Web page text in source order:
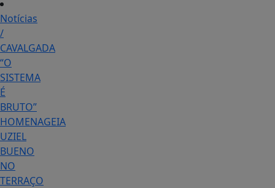
Notícias
/
CAVALGADA
“O
SISTEMA
É
BRUTO”
HOMENAGEIA
UZIEL
BUENO
NO
TERRAÇO